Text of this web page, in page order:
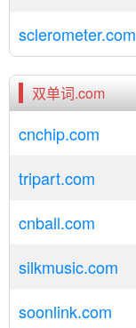
sclerometer.com
双单词.com
cnchip.com
tripart.com
cnball.com
silkmusic.com
soonlink.com